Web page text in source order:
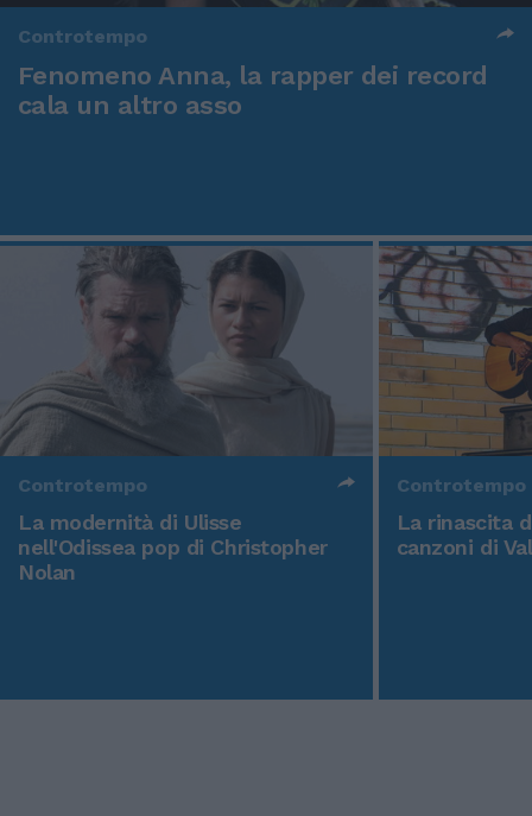
Controtempo
Fenomeno Anna, la rapper dei record
cala un altro asso
Controtempo
La modernità di Ulisse
nell'Odissea pop di Christopher
Nolan
Controtempo
La rinascita
canzoni di